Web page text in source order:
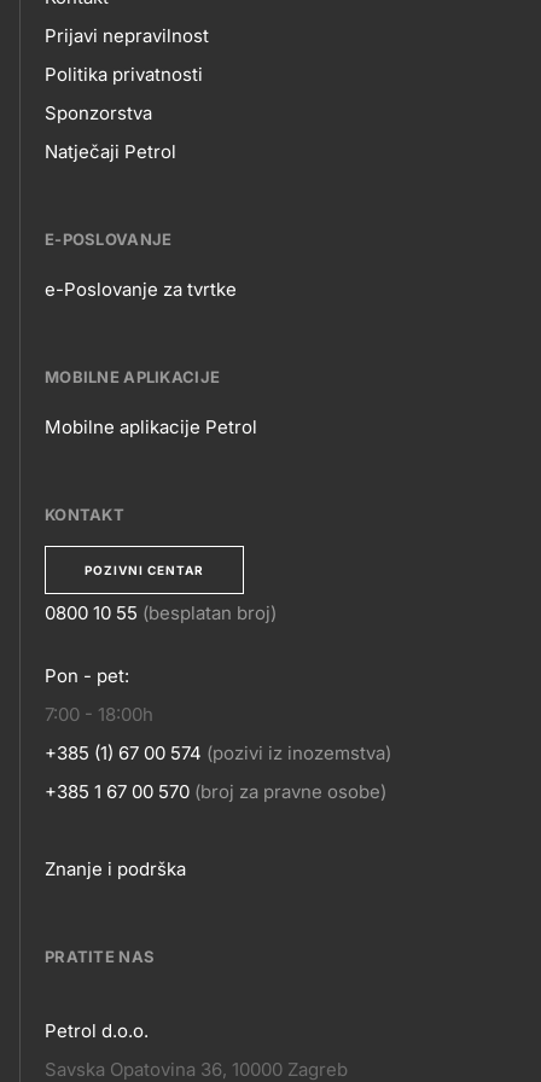
Prijavi nepravilnost
Politika privatnosti
Sponzorstva
Natječaji Petrol
E-POSLOVANJE
POSLOVANJE
e-Poslovanje za tvrtke
MOBILNE APLIKACIJE
APLIKACIJE
Mobilne aplikacije Petrol
KONTAKT
POZIVNI CENTAR
KONTAKT
0800 10 55 (besplatan broj)
Pon - pet:
7:00 - 18:00h
+385 (1) 67 00 574 (pozivi iz inozemstva)
+385 1 67 00 570 (broj za pravne osobe)
Footer
Znanje i podrška
PRATITE NAS
Pratite
Petrol d.o.o.
Savska Opatovina 36, 10000 Zagreb